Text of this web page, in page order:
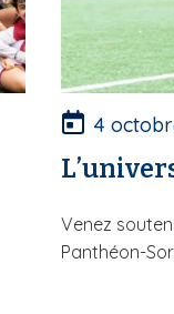
4
Venez
Panthéon-